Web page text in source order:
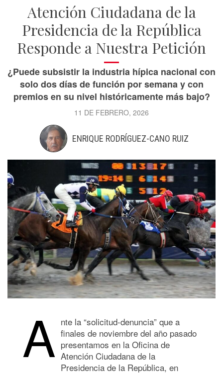
Atención Ciudadana de la
Presidencia de la República
Responde a Nuestra Petición
¿Puede subsistir la industria hípica nacional con
solo dos días de función por semana y con
premios en su nivel históricamente más bajo?
11 DE FEBRERO, 2026
ENRIQUE RODRÍGUEZ-CANO RUIZ
A nte la “solicitud-denuncia” que a
finales de noviembre del año pasado
presentamos en la Oficina de
Atención Ciudadana de la
Presidencia de la República, en